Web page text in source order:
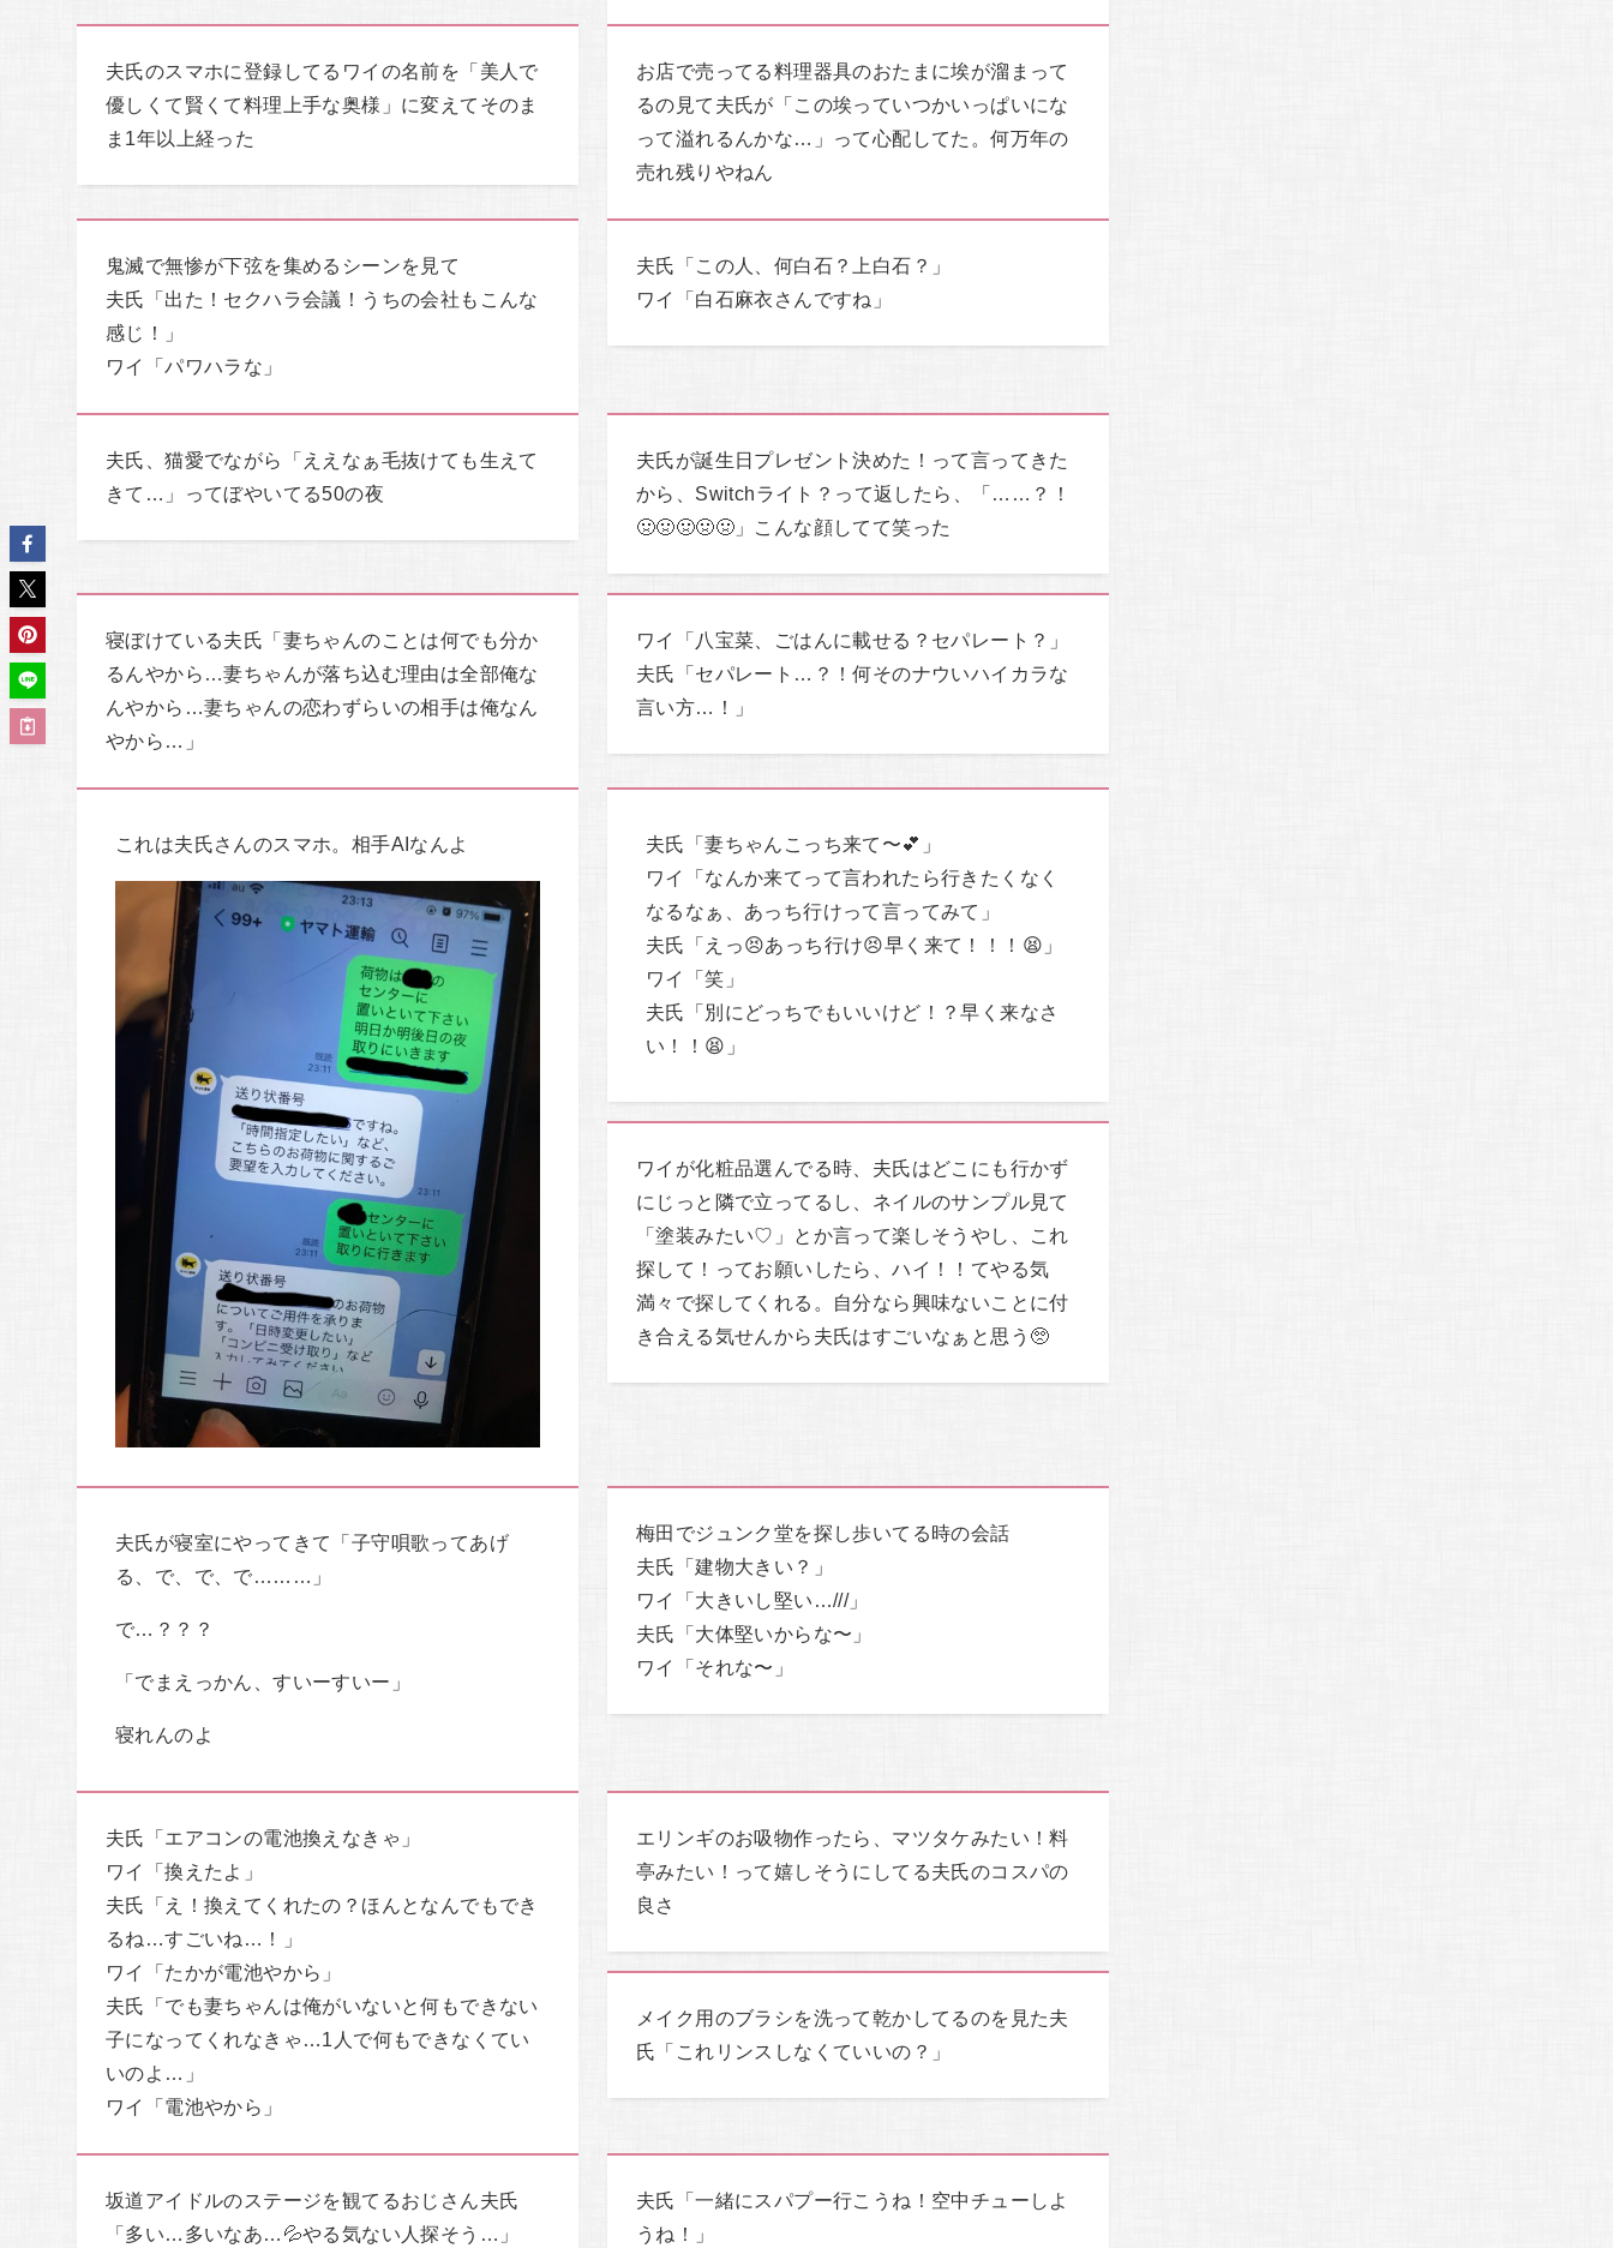
夫氏のスマホに登録してるワイの名前を「美人で
優しくて賢くて料理上手な奥様」に変えてそのま
ま1年以上経った
お店で売ってる料理器具のおたまに埃が溜まって
るの見て夫氏が「この埃っていつかいっぱいにな
って溢れるんかな…」って心配してた。何万年の
売れ残りやねん
鬼滅で無惨が下弦を集めるシーンを見て
夫氏「出た！セクハラ会議！うちの会社もこんな
感じ！」
ワイ「パワハラな」
夫氏「この人、何白石？上白石？」
ワイ「白石麻衣さんですね」
夫氏、猫愛でながら「ええなぁ毛抜けても生えて
きて…」ってぼやいてる50の夜
夫氏が誕生日プレゼント決めた！って言ってきた
から、Switchライト？って返したら、「……？！
🤢🤢🤢🤢🤢」こんな顔してて笑った
寝ぼけている夫氏「妻ちゃんのことは何でも分か
るんやから…妻ちゃんが落ち込む理由は全部俺な
んやから…妻ちゃんの恋わずらいの相手は俺なん
やから…」
ワイ「八宝菜、ごはんに載せる？セパレート？」
夫氏「セパレート…？！何そのナウいハイカラな
言い方…！」
これは夫氏さんのスマホ。相手AIなんよ
夫氏「妻ちゃんこっち来て〜💕」
ワイ「なんか来てって言われたら行きたくなく
なるなぁ、あっち行けって言ってみて」
夫氏「えっ😣あっち行け😣早く来て！！！😫」
ワイ「笑」
夫氏「別にどっちでもいいけど！？早く来なさ
い！！😫」
ワイが化粧品選んでる時、夫氏はどこにも行かず
にじっと隣で立ってるし、ネイルのサンプル見て
「塗装みたい♡」とか言って楽しそうやし、これ
探して！ってお願いしたら、ハイ！！てやる気
満々で探してくれる。自分なら興味ないことに付
き合える気せんから夫氏はすごいなぁと思う🥺
夫氏が寝室にやってきて「子守唄歌ってあげ
る、で、で、で………」
で…？？？
「でまえっかん、すいーすいー」
寝れんのよ
梅田でジュンク堂を探し歩いてる時の会話
夫氏「建物大きい？」
ワイ「大きいし堅い…///」
夫氏「大体堅いからな〜」
ワイ「それな〜」
夫氏「エアコンの電池換えなきゃ」
ワイ「換えたよ」
夫氏「え！換えてくれたの？ほんとなんでもでき
るね…すごいね…！」
ワイ「たかが電池やから」
夫氏「でも妻ちゃんは俺がいないと何もできない
子になってくれなきゃ…1人で何もできなくてい
いのよ…」
ワイ「電池やから」
エリンギのお吸物作ったら、マツタケみたい！料
亭みたい！って嬉しそうにしてる夫氏のコスパの
良さ
メイク用のブラシを洗って乾かしてるのを見た夫
氏「これリンスしなくていいの？」
坂道アイドルのステージを観てるおじさん夫氏
「多い…多いなあ…💦やる気ない人探そう…」
夫氏「一緒にスパプー行こうね！空中チューしよ
うね！」